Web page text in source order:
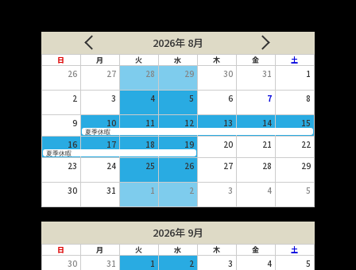
2026年 8月
日 月 火 水 木 金 土
26 27 28 29 30 31 1
2 3 4 5 6 7 8
9 10 11 12 13 14 15
夏季休暇
16 17 18 19 20 21 22
夏季休暇
23 24 25 26 27 28 29
30 31 1 2 3 4 5
2026年 9月
日 月 火 水 木 金 土
30 31 1 2 3 4 5